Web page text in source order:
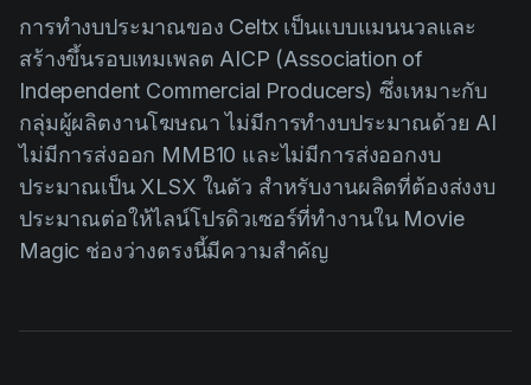
การทำงบประมาณของ Celtx เป็นแบบแมนนวลและ
สร้างขึ้นรอบเทมเพลต AICP (Association of
Independent Commercial Producers) ซึ่งเหมาะกับ
กลุ่มผู้ผลิตงานโฆษณา ไม่มีการทำงบประมาณด้วย AI
ไม่มีการส่งออก MMB10 และไม่มีการส่งออกงบ
ประมาณเป็น XLSX ในตัว สำหรับงานผลิตที่ต้องส่งงบ
ประมาณต่อให้ไลน์โปรดิวเซอร์ที่ทำงานใน Movie
Magic ช่องว่างตรงนี้มีความสำคัญ